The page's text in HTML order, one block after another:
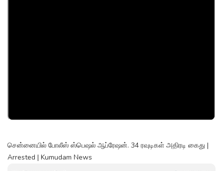
சென்னையில் போலீஸ் ஸ்பெஷல் ஆப்ரேஷன். 34 ரவுடிகள் அதிரடி கைது |
Arrested | Kumudam News